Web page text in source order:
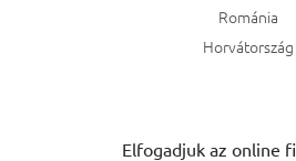
Románia
Horvátország
Elfogadjuk az online